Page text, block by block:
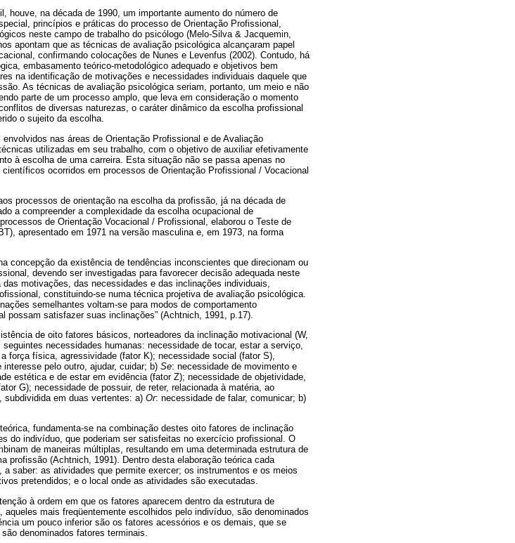
houve, na década de 1990, um importante aumento do número de
princípios e práticas do processo de Orientação Profissional,
neste campo de trabalho do psicólogo (Melo-Silva & Jacquemin,
apontam que as técnicas de avaliação psicológica alcançaram papel
confirmando colocações de Nunes e Levenfus (2002). Contudo, há
embasamento teórico-metodológico adequado e objetivos bem
na identificação de motivações e necessidades individuais daquele que
As técnicas de avaliação psicológica seriam, portanto, um meio e não
parte de um processo amplo, que leva em consideração o momento
de diversas naturezas, o caráter dinâmico da escolha profissional
o sujeito da escolha.
nas áreas de Orientação Profissional e de Avaliação
utilizadas em seu trabalho, com o objetivo de auxiliar efetivamente
à escolha de uma carreira. Esta situação não se passa apenas no
ocorridos em processos de Orientação Profissional / Vocacional
processos de orientação na escolha da profissão, já na década de
a compreender a complexidade da escolha ocupacional de
de Orientação Vocacional / Profissional, elaborou o Teste de
apresentado em 1971 na versão masculina e, em 1973, na forma
concepção da existência de tendências inconscientes que direcionam ou
devendo ser investigadas para favorecer decisão adequada neste
motivações, das necessidades e das inclinações individuais,
constituindo-se numa técnica projetiva de avaliação psicológica.
semelhantes voltam-se para modos de comportamento
possam satisfazer suas inclinações” (Achtnich, 1991, p.17).
de oito fatores básicos, norteadores da inclinação motivacional (W,
necessidades humanas: necessidade de tocar, estar a serviço,
força física, agressividade (fator K); necessidade social (fator S),
interesse pelo outro, ajudar, cuidar; b) Se: necessidade de movimento e
estética e de estar em evidência (fator Z); necessidade de objetividade,
G); necessidade de possuir, de reter, relacionada à matéria, ao
subdividida em duas vertentes: a) Or: necessidade de falar, comunicar; b)
fundamenta-se na combinação destes oito fatores de inclinação
do indivíduo, que poderiam ser satisfeitas no exercício profissional. O
de maneiras múltiplas, resultando em uma determinada estrutura de
profissão (Achtnich, 1991). Dentro desta elaboração teórica cada
saber: as atividades que permite exercer; os instrumentos e os meios
pretendidos; e o local onde as atividades são executadas.
à ordem em que os fatores aparecem dentro da estrutura de
mais freqüentemente escolhidos pelo indivíduo, são denominados
um pouco inferior são os fatores acessórios e os demais, que se
denominados fatores terminais.